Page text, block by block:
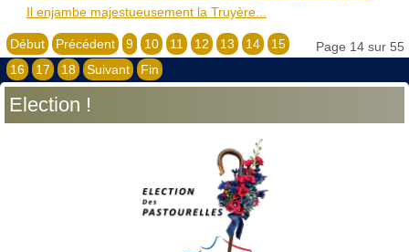
Il enjambe majestueusement la Truyère...
Page 14 sur 55
Début Précédent 9 10 11 12 13 14
15
16
17 18 Suivant Fin
Election !